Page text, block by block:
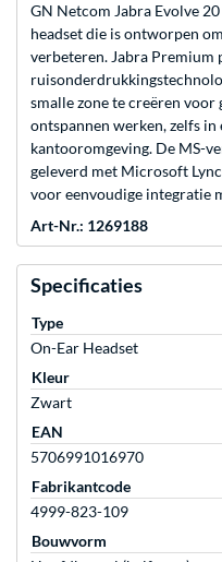
GN Netcom Jabra Evolve
headset die is ontworpen
verbeteren. Jabra Premium
smalle zone te creëren
ontspannen werken, zelfs in
kantooromgeving. De MS-
geleverd met Microsoft
voor eenvoudige integratie
Art-Nr.: 1269188
Specificaties
Type
On-Ear Headset
Kleur
Zwart
EAN
5706991016970
Fabrikantcode
4999-823-109
Bouwvorm